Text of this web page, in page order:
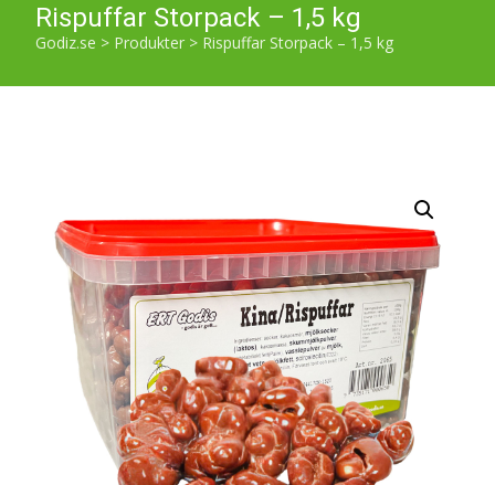
Rispuffar Storpack – 1,5 kg
Godiz.se > Produkter > Rispuffar Storpack – 1,5 kg